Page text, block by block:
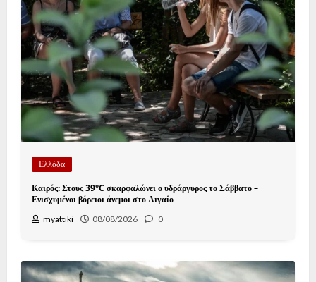
Ελλάδα
Καιρός: Στους 39°C σκαρφαλώνει ο υδράργυρος το Σάββατο –
Ενισχυμένοι βόρειοι άνεμοι στο Αιγαίο
myattiki 08/08/2026 0